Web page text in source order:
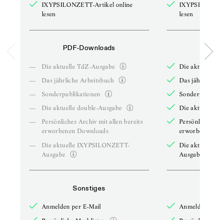
IXYPSILONZETT-Artikel online
lesen
PDF-Downloads
—
Die aktuelle TdZ-Ausgabe
—
Das jährliche Arbeitsbuch
—
Sonderpublikationen
—
Die aktuelle double-Ausgabe
—
Persönliches Archiv mit allen bereits
erworbenen Downloads
—
Die aktuelle IXYPSILONZETT-
Ausgabe
Sonstiges
Anmelden per E-Mail
lesen
Die aktuelle
Das jährliche
Die aktuelle
Persönliches
erworbenen
Die aktuelle
Ausgabe
Anmelden